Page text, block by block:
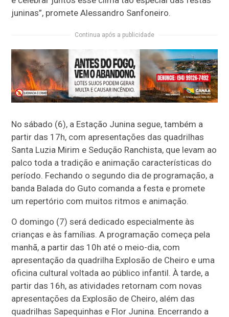
juninas”, promete Alessandro Sanfoneiro.
Continua após a publicidade
No sábado (6), a Estação Junina segue, também a
partir das 17h, com apresentações das quadrilhas
Santa Luzia Mirim e Sedução Ranchista, que levam ao
palco toda a tradição e animação características do
período. Fechando o segundo dia de programação, a
banda Balada do Guto comanda a festa e promete
um repertório com muitos ritmos e animação.
O domingo (7) será dedicado especialmente às
crianças e às famílias. A programação começa pela
manhã, a partir das 10h até o meio-dia, com
apresentação da quadrilha Explosão de Cheiro e uma
oficina cultural voltada ao público infantil. À tarde, a
partir das 16h, as atividades retornam com novas
apresentações da Explosão de Cheiro, além das
quadrilhas Sapequinhas e Flor Junina. Encerrando a